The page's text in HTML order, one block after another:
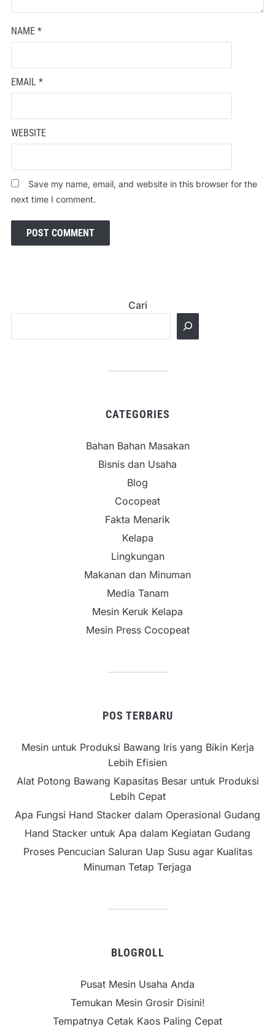
NAME *
EMAIL *
WEBSITE
Save my name, email, and website in this browser for the
next time I comment.
Cari
CATEGORIES
Bahan Bahan Masakan
Bisnis dan Usaha
Blog
Cocopeat
Fakta Menarik
Kelapa
Lingkungan
Makanan dan Minuman
Media Tanam
Mesin Keruk Kelapa
Mesin Press Cocopeat
POS TERBARU
Mesin untuk Produksi Bawang Iris yang Bikin Kerja
Lebih Efisien
Alat Potong Bawang Kapasitas Besar untuk Produksi
Lebih Cepat
Apa Fungsi Hand Stacker dalam Operasional Gudang
Hand Stacker untuk Apa dalam Kegiatan Gudang
Proses Pencucian Saluran Uap Susu agar Kualitas
Minuman Tetap Terjaga
BLOGROLL
Pusat Mesin Usaha Anda
Temukan Mesin Grosir Disini!
Tempatnya Cetak Kaos Paling Cepat